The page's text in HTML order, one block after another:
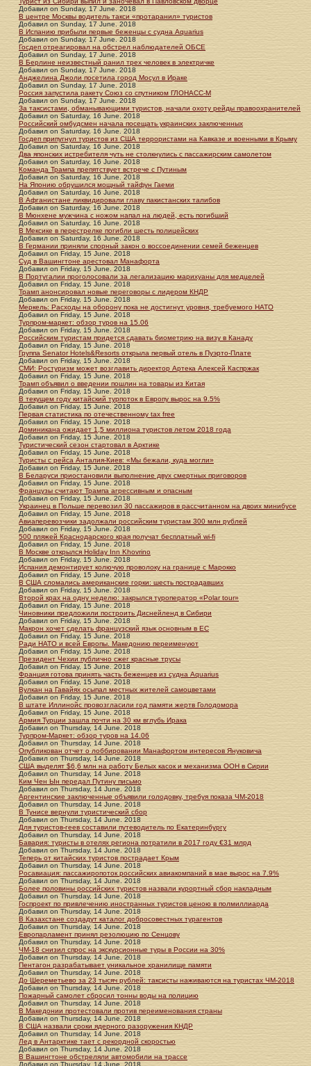
Добавил on Sunday, 17 June. 2018
В центре Москвы водитель такси «протаранил» туристов
Добавил on Sunday, 17 June. 2018
В Испанию прибыли первые беженцы с судна Aquarius
Добавил on Sunday, 17 June. 2018
Госдеп отреагировал на обстрел наблюдателей ОБСЕ
Добавил on Sunday, 17 June. 2018
В Берлине неизвестный ранил трех человек в электричке
Добавил on Sunday, 17 June. 2018
Анджелина Джоли посетила город Мосул в Ираке
Добавил on Sunday, 17 June. 2018
Россия запустила ракету Союз со спутником ГЛОНАСС-М
Добавил on Sunday, 17 June. 2018
За таксистами, обманывающими туристов, начали охоту рейды правоохранителей
Добавил on Saturday, 16 June. 2018
Российский омбудсмен начала посещать украинских заключенных
Добавил on Saturday, 16 June. 2018
Госдеп припугнул туристов из США террористами на Кавказе и военными в Крыму
Добавил on Saturday, 16 June. 2018
Два японских истребителя чуть не столкнулись с пассажирским самолетом
Добавил on Saturday, 16 June. 2018
Команда Трампа препятствует встрече с Путиным
Добавил on Saturday, 16 June. 2018
На Японию обрушился мощный тайфун Гаеми
Добавил on Saturday, 16 June. 2018
В Афганистане ликвидировали главу пакистанских талибов
Добавил on Saturday, 16 June. 2018
В Мюнхене мужчина с ножом напал на людей, есть погибший
Добавил on Saturday, 16 June. 2018
В Мексике в перестрелке погибли шесть полицейских
Добавил on Saturday, 16 June. 2018
В Германии приняли спорный закон о воссоединении семей беженцев
Добавил on Friday, 15 June. 2018
Суд в Вашингтоне арестовал Манафорта
Добавил on Friday, 15 June. 2018
В Португалии проголосовали за легализацию марихуаны для медцелей
Добавил on Friday, 15 June. 2018
Трамп анонсировал новые переговоры с лидером КНДР
Добавил on Friday, 15 June. 2018
Меркель: Расходы на оборону пока не достигнут уровня, требуемого НАТО
Добавил on Friday, 15 June. 2018
Турпром-маркет: обзор туров на 15.06
Добавил on Friday, 15 June. 2018
Российским туристам придется сдавать биометрию на визу в Канаду
Добавил on Friday, 15 June. 2018
Группа Senator Hotels&Resorts открыла первый отель в Пуэрто-Плате
Добавил on Friday, 15 June. 2018
СМИ: Ростуризм может возглавить директор Артека Алексей Каспржак
Добавил on Friday, 15 June. 2018
Трамп объявил о введении пошлин на товары из Китая
Добавил on Friday, 15 June. 2018
В текущем году китайский турпоток в Европу вырос на 9.5%
Добавил on Friday, 15 June. 2018
Первая статистика по отечественному tax free
Добавил on Friday, 15 June. 2018
Доминикана ожидает 1,5 миллиона туристов летом 2018 года
Добавил on Friday, 15 June. 2018
Туристический сезон стартовал в Арктике
Добавил on Friday, 15 June. 2018
Туристы с рейса Анталия-Киев: «Мы бежали, куда могли»
Добавил on Friday, 15 June. 2018
В Беларуси приостановили выполнение двух смертных приговоров
Добавил on Friday, 15 June. 2018
Французы считают Трампа агрессивным и опасным
Добавил on Friday, 15 June. 2018
Украинец в Польше перевозил 30 пассажиров в рассчитанном на двоих минибусе
Добавил on Friday, 15 June. 2018
Авиаперевозчики задолжали российским туристам 300 млн рублей
Добавил on Friday, 15 June. 2018
500 пляжей Краснодарского края получат бесплатный wi-fi
Добавил on Friday, 15 June. 2018
В Москве открылся Holiday Inn Khovrino
Добавил on Friday, 15 June. 2018
Испания демонтирует колючую проволоку на границе с Марокко
Добавил on Friday, 15 June. 2018
В США сломались американские горки: шесть пострадавших
Добавил on Friday, 15 June. 2018
Второй крах на одну неделю: закрылся туроператор «Polar tour»
Добавил on Friday, 15 June. 2018
Чиновники предложили построить Диснейленд в Сибири
Добавил on Friday, 15 June. 2018
Макрон хочет сделать французский язык основным в ЕС
Добавил on Friday, 15 June. 2018
Ради НАТО и всей Европы. Македонию переименуют
Добавил on Friday, 15 June. 2018
Президент Чехии публично сжег красные трусы
Добавил on Friday, 15 June. 2018
Франция готова принять часть беженцев из судна Aquarius
Добавил on Friday, 15 June. 2018
Вулкан на Гавайях осыпал местных жителей самоцветами
Добавил on Friday, 15 June. 2018
В штате Иллинойс провозгласили год памяти жертв Голодомора
Добавил on Friday, 15 June. 2018
Армия Турции зашла почти на 30 км вглубь Ирака
Добавил on Thursday, 14 June. 2018
Турпром-Маркет: обзор туров на 14.06
Добавил on Thursday, 14 June. 2018
Опубликован отчет о лоббировании Манафортом интересов Януковича
Добавил on Thursday, 14 June. 2018
США выделят $6,6 млн на работу Белых касок и механизма ООН в Сирии
Добавил on Thursday, 14 June. 2018
Ким Чен Ын передал Путину письмо
Добавил on Thursday, 14 June. 2018
Аргентинские заключенные объявили голодовку, требуя показа ЧМ-2018
Добавил on Thursday, 14 June. 2018
В Тунисе вернули туристический сбор
Добавил on Thursday, 14 June. 2018
Для туристов-геев составили путеводитель по Екатеринбургу
Добавил on Thursday, 14 June. 2018
Бавария: туристы в отелях региона потратили в 2017 году €31 млрд
Добавил on Thursday, 14 June. 2018
Теперь от китайских туристов пострадает Крым
Добавил on Thursday, 14 June. 2018
Росавиация: пассажиропоток российских авиакомпаний в мае вырос на 7.9%
Добавил on Thursday, 14 June. 2018
Более половины российских туристов назвали курортный сбор накладным
Добавил on Thursday, 14 June. 2018
Госпроект по привлечению иностранных туристов ценою в полмиллиарда
Добавил on Thursday, 14 June. 2018
В Казахстане создадут каталог добросовестных турагентов
Добавил on Thursday, 14 June. 2018
Европарламент принял резолюцию по Сенцову
Добавил on Thursday, 14 June. 2018
ЧМ-18 снизил спрос на экскурсионные туры в России на 30%
Добавил on Thursday, 14 June. 2018
Пентагон разрабатывает уникальное хранилище памяти
Добавил on Thursday, 14 June. 2018
До Шереметьево за 23 тысяч рублей: таксисты наживаются на туристах ЧМ-2018
Добавил on Thursday, 14 June. 2018
Пожарный самолет сбросил тонны воды на полицию
Добавил on Thursday, 14 June. 2018
В Македонии протестовали против переименования страны
Добавил on Thursday, 14 June. 2018
В США назвали сроки ядерного разоружения КНДР
Добавил on Thursday, 14 June. 2018
Лед в Антарктике тает с рекордной скоростью
Добавил on Thursday, 14 June. 2018
В Вашингтоне обстреляли автомобили на трассе
Добавил on Thursday, 14 June. 2018